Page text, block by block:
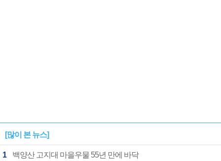
[많이 본 뉴스]
1 백양산 고지대 마을우물 55년 만에 바닥